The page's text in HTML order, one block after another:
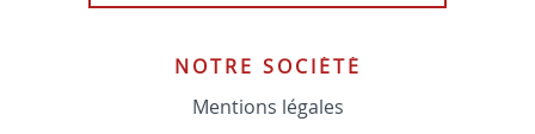
NOTRE SOCIÉTÉ
Mentions légales